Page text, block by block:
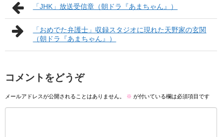
「JHK」放送受信章（朝ドラ『あまちゃん』）
「おめでた弁護士」収録スタジオに現れた天野家の玄関
（朝ドラ『あまちゃん』）
コメントをどうぞ
メールアドレスが公開されることはありません。 ※ が付いている欄は必須項目です